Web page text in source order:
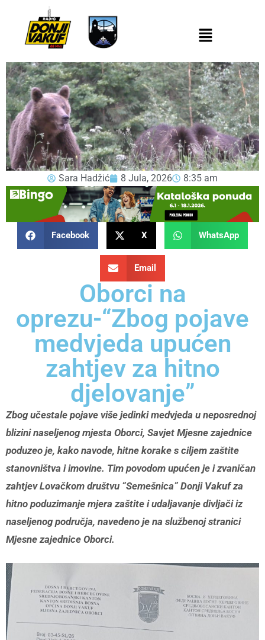
Sara Hadžić 8 Jula, 2026 8:35 am
Facebook X WhatsApp
Email
Oborci na
oprezu-“Zbog pojave
medvjeda upućen
zahtjev za hitno
djelovanje”
Zbog učestale pojave više jedinki medvjeda u neposrednoj
blizini naseljenog mjesta Oborci, Savjet Mjesne zajednice
poduzeo je, kako navode, hitne korake s ciljem zaštite
stanovništva i imovine. Tim povodom upućen je i zvaničan
zahtjev Lovačkom društvu “Semešnica” Donji Vakuf za
hitno poduzimanje mjera zaštite i udaljavanje divljači iz
naseljenog područja, navedeno je na službenoj stranici
Mjesne zajednice Oborci.